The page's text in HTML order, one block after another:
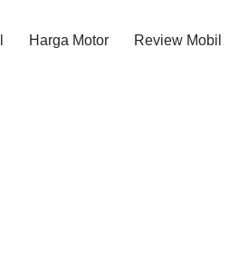
Harga Motor Review Mobil